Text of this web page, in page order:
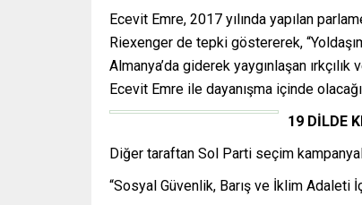
Ecevit Emre, 2017 yılında yapılan
Riexenger de tepki göstererek,
Almanya’da giderek yaygınlaşan
Ecevit Emre ile dayanışma içinde
19 DİLDE
Diğer taraftan Sol Parti seçim
“Sosyal Güvenlik, Barış ve İklim Adaleti